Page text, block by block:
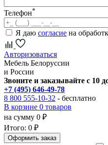
Телефон*
Я даю согласие на
Авторизоваться
Мебель Белоруссии
и России
Звоните и заказывайте с 10
+7 (495) 646-49-78
8 800 555-10-32 - бесплатно
В корзине 0 товаров
на сумму 0 ₽
Итого: 0 ₽